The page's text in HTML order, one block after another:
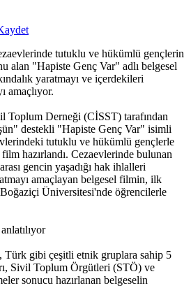
tutuklu ve hükümlü gençlerin
alan "Hapiste Genç Var" adlı belgesel
yaratmayı ve içerdekileri
amaçlıyor.
Toplum Derneği (CİSST) tarafından
destekli "Hapiste Genç Var" isimli
tutuklu ve hükümlü gençlerle
hazırlandı. Cezaevlerinde bulunan
gencin yaşadığı hak ihlalleri
amaçlayan belgesel filmin, ilk
Üniversitesi'nde öğrencilerle
gibi çeşitli etnik gruplara sahip 5
Sivil Toplum Örgütleri (STÖ) ve
sonucu hazırlanan belgeselin